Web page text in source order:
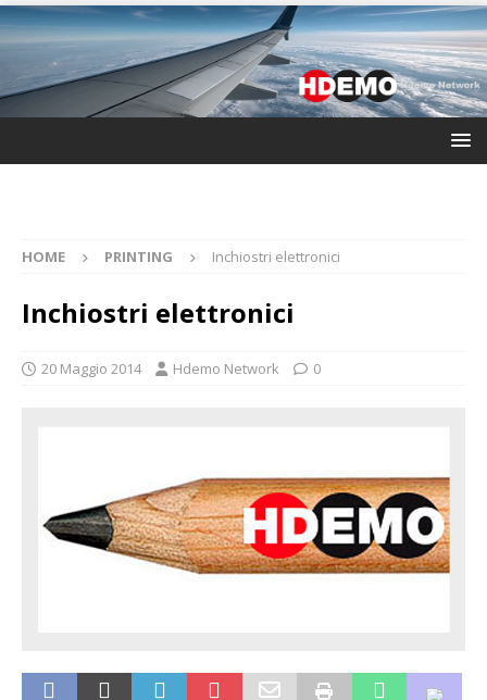
HOME PRINTING Inchiostri elettronici
Inchiostri elettronici
20 Maggio 2014 Hdemo Network 0